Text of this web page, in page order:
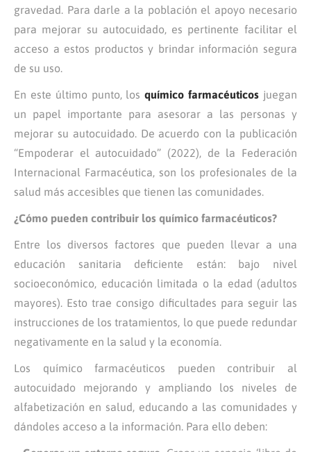
gravedad. Para darle a la población el apoyo necesario
para mejorar su autocuidado, es pertinente facilitar el
acceso a estos productos y brindar información segura
de su uso.
En este último punto, losquímico farmacéuticos juegan
un papel importante para asesorar a las personas y
mejorar su autocuidado. De acuerdo con la publicación
“Empoderar el autocuidado” (2022), de la Federación
Internacional Farmacéutica, son los profesionales de la
salud más accesibles que tienen las comunidades.
¿Cómo pueden contribuir los químico farmacéuticos?
Entre los diversos factores que pueden llevar a una
educación sanitaria deficiente están: bajo nivel
socioeconómico, educación limitada o la edad (adultos
mayores). Esto trae consigo dificultades para seguir las
instrucciones de los tratamientos, lo que puede redundar
negativamente en la salud y la economía.
Los químico farmacéuticos pueden contribuir al
autocuidado mejorando y ampliando los niveles de
alfabetización en salud, educando a las comunidades y
dándoles acceso a la información. Para ello deben: